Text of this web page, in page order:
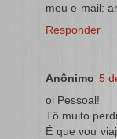
meu e-mail:
Responder
Anônimo 5
oi Pessoal!
Tô muito
É que vou